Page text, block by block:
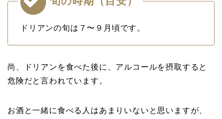
ドリアンの旬は７〜９月頃です。
尚、ドリアンを食べた後に、アルコールを摂取すると
危険だと言われています。
お酒と一緒に食べる人はあまりいないと思いますが、